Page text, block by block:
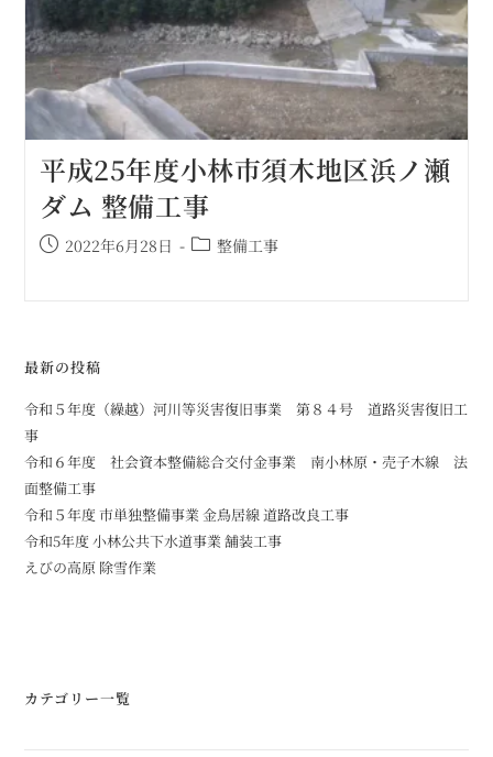
平成25年度​​小林市須木地区浜ノ瀬
ダム 整備工事
2022年6月28日 整備工事
最新の投稿
令和５年度（繰越）河川等災害復旧事業 第８４号 道路災害復旧工
事
令和６年度 社会資本整備総合交付金事業 南小林原・売子木線 法
面整備工事
令和５年度 市単独整備事業 金鳥居線 道路改良工事
令和5年度 小林公共下水道事業 舗装工事
えびの高原 除雪作業
カテゴリー一覧